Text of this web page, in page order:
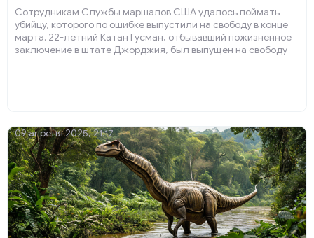
Сотрудникам Службы маршалов США удалось поймать
убийцу, которого по ошибке выпустили на свободу в конце
марта. 22-летний Катан Гусман, отбывавший пожизненное
заключение в штате Джорджия, был выпущен на свободу
09 апреля 2025, 21:17